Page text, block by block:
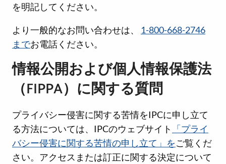
を明記してください。
より一般的なお問い合わせは、 1-800-668-2746
までお電話ください。
情報公開および個人情報保護法
（FIPPA）に関する質問
プライバシー侵害に関する苦情をIPCに申し立て
る方法については、IPCのウェブサイト
「プライ
バシー侵害に関する苦情の申し立て」をご覧くだ
さい。アクセスまたは訂正に関する決定について